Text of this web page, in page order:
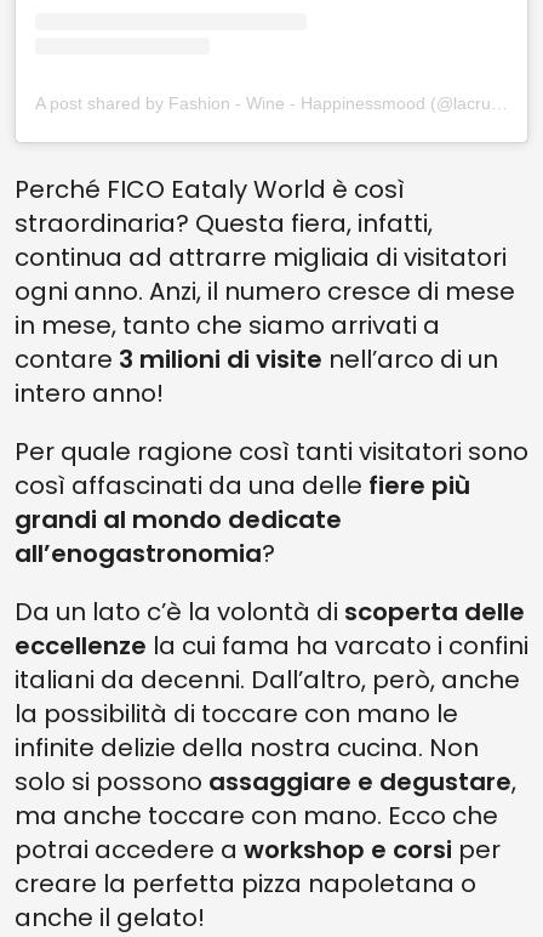
A post shared by Fashion - Wine - Happinessmood (@lacrusia)
Perché FICO Eataly World è così
straordinaria? Questa fiera, infatti,
continua ad attrarre migliaia di visitatori
ogni anno. Anzi, il numero cresce di mese
in mese, tanto che siamo arrivati a
contare 3 milioni di visite nell’arco di un
intero anno!
Per quale ragione così tanti visitatori sono
così affascinati da una delle fiere più
grandi al mondo dedicate
all’enogastronomia?
Da un lato c’è la volontà di scoperta delle
eccellenze la cui fama ha varcato i confini
italiani da decenni. Dall’altro, però, anche
la possibilità di toccare con mano le
infinite delizie della nostra cucina. Non
solo si possono assaggiare e degustare,
ma anche toccare con mano. Ecco che
potrai accedere a workshop e corsi per
creare la perfetta pizza napoletana o
anche il gelato!